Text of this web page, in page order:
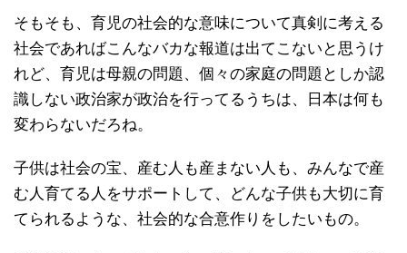
そもそも、育児の社会的な意味について真剣に考える
社会であればこんなバカな報道は出てこないと思うけ
れど、育児は母親の問題、個々の家庭の問題としか認
識しない政治家が政治を行ってるうちは、日本は何も
変わらないだろね。
子供は社会の宝、産む人も産まない人も、みんなで産
む人育てる人をサポートして、どんな子供も大切に育
てられるような、社会的な合意作りをしたいもの。